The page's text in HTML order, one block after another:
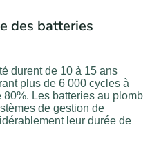
des batteries
durent de 10 à 15 ans
plus de 6 000 cycles à
Les batteries au plomb
de gestion de
leur durée de